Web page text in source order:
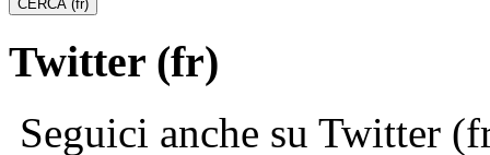
Twitter (fr)
Seguici anche su Twitter